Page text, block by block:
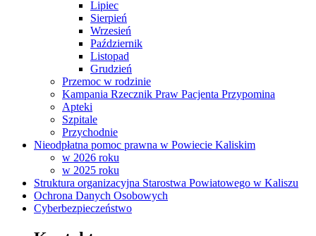
Lipiec
Sierpień
Wrzesień
Październik
Listopad
Grudzień
Przemoc w rodzinie
Kampania Rzecznik Praw Pacjenta Przypomina
Apteki
Szpitale
Przychodnie
Nieodpłatna pomoc prawna w Powiecie Kaliskim
w 2026 roku
w 2025 roku
Struktura organizacyjna Starostwa Powiatowego w Kaliszu
Ochrona Danych Osobowych
Cyberbezpieczeństwo